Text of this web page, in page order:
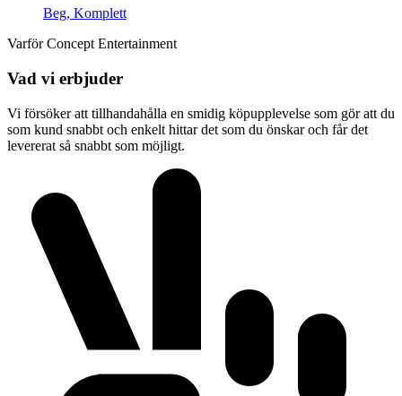
Beg, Komplett
Varför Concept Entertainment
Vad vi erbjuder
Vi försöker att tillhandahålla en smidig köpupplevelse som gör att du
som kund snabbt och enkelt hittar det som du önskar och får det
levererat så snabbt som möjligt.